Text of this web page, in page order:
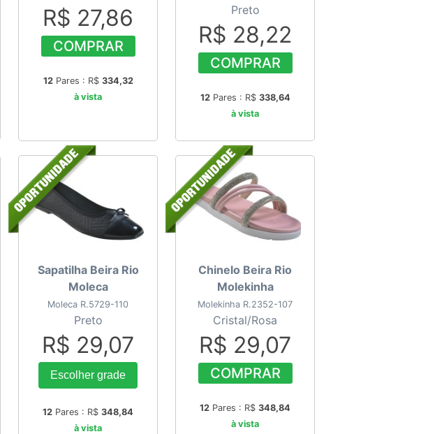
R$ 27,86
COMPRAR
12Pares : R$ 334,32
à vista
Preto
R$ 28,22
COMPRAR
12Pares : R$ 338,64
à vista
Sapatilha Beira Rio
Moleca
Moleca R.5729-110
Preto
R$ 29,07
Escolher grade
12 Pares : R$ 348,84
à vista
Chinelo Beira Rio
Molekinha
Molekinha R.2352-107
Cristal/Rosa
R$ 29,07
COMPRAR
12 Pares : R$ 348,84
à vista